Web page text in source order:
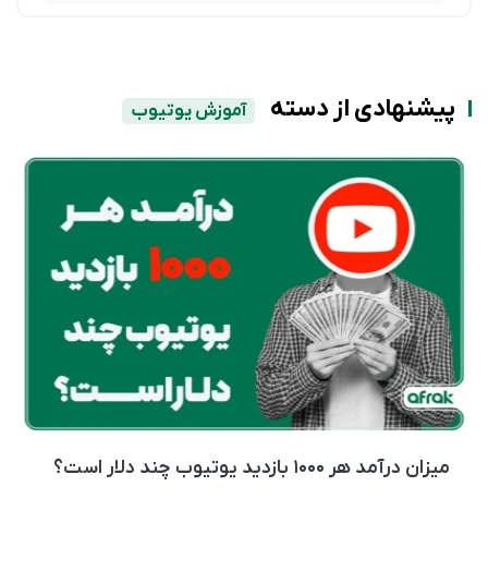
پیشنهادی از دسته آموزش یوتیوب
میزان درآمد هر ۱۰۰۰ بازدید یوتیوب چند دلار است؟